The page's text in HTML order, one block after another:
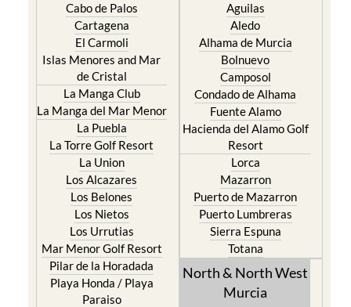
Cabo de Palos
Cartagena
El Carmoli
Islas Menores and Mar
de Cristal
La Manga Club
La Manga del Mar Menor
La Puebla
La Torre Golf Resort
La Union
Los Alcazares
Los Belones
Los Nietos
Los Urrutias
Mar Menor Golf Resort
Pilar de la Horadada
Playa Honda / Playa
Paraiso
Aguilas
Aledo
Alhama de Murcia
Bolnuevo
Camposol
Condado de Alhama
Fuente Alamo
Hacienda del Alamo Golf
Resort
Lorca
Mazarron
Puerto de Mazarron
Puerto Lumbreras
Sierra Espuna
Totana
North & North West
Murcia